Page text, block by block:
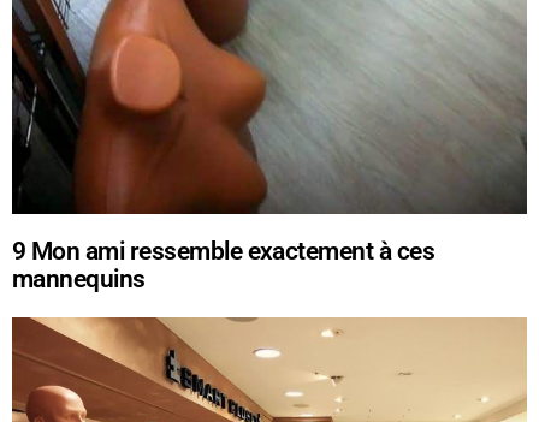
9 Mon ami ressemble exactement à ces
mannequins